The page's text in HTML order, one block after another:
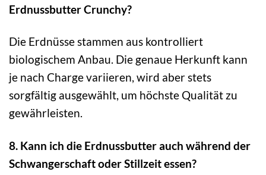
Erdnussbutter Crunchy?
Die Erdnüsse stammen aus kontrolliert
biologischem Anbau. Die genaue Herkunft kann
je nach Charge variieren, wird aber stets
sorgfältig ausgewählt, um höchste Qualität zu
gewährleisten.
8. Kann ich die Erdnussbutter auch während der
Schwangerschaft oder Stillzeit essen?